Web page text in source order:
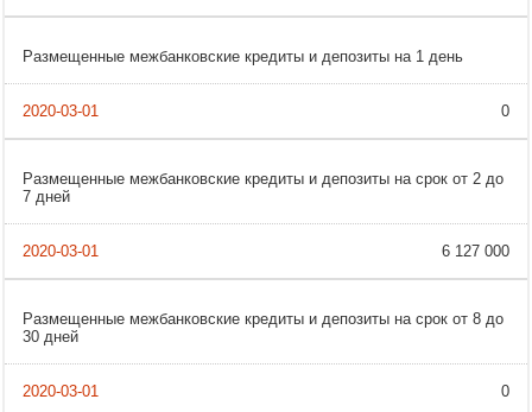
Размещенные межбанковские кредиты и депозиты на 1 день
0
Размещенные межбанковские кредиты и депозиты на срок от 2 до
7 дней
6 127 000
Размещенные межбанковские кредиты и депозиты на срок от 8 до
30 дней
0